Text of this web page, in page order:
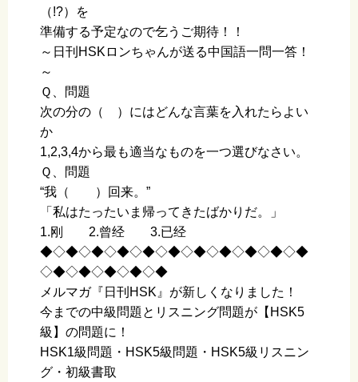
（!?）を
準備する予定なので乞うご期待！！
～日刊HSKロンちゃんが送る中国語一問一答！
～
Ｑ、問題
次の分の（ ）にはどんな言葉を入れたらよい
か
1,2,3,4から最も適当なものを一つ選びなさい。
Ｑ、問題
“我（ ）回来。”
「私はたったいま帰ってきたばかりだ。」
1.刚 2.曾经 3.已经
◆◇◆◇◆◇◆◇◆◇◆◇◆◇◆◇◆◇◆◇◆
◇◆◇◆◇◆◇◆◇◆
メルマガ『日刊HSK』が新しくなりました！
今までの中級問題とリスニング問題が【HSK5
級】の問題に！
HSK1級問題・HSK5級問題・HSK5級リスニン
グ・初級書取